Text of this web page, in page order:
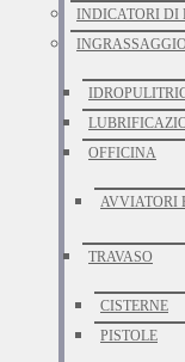
INDICATORI DI
OFFICINA
AVVIATORI
TRAVASO
CISTERNE
PISTOLE